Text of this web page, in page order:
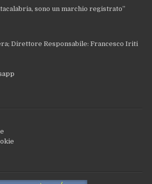
sono un marchio registrato”
Direttore Responsabile: Francesco Iriti